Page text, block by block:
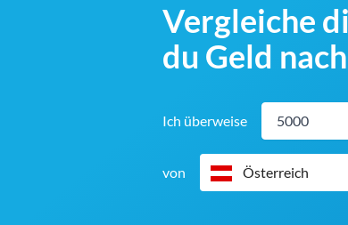
Vergleiche
du Geld
Ich überweise
von Österreich